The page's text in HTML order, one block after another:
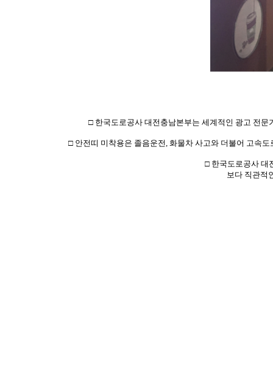
□ 한국도로공사 대전충남본부는 세계적인 광고 전문
□ 안전띠 미착용은 졸음운전, 화물차 사고와 더불어 고속
□ 한국도로공사 대
보다 직관적